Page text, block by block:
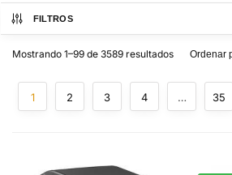
FILTROS
Mostrando 1–99 de 3589 resultados
1 2 3 4 … 35